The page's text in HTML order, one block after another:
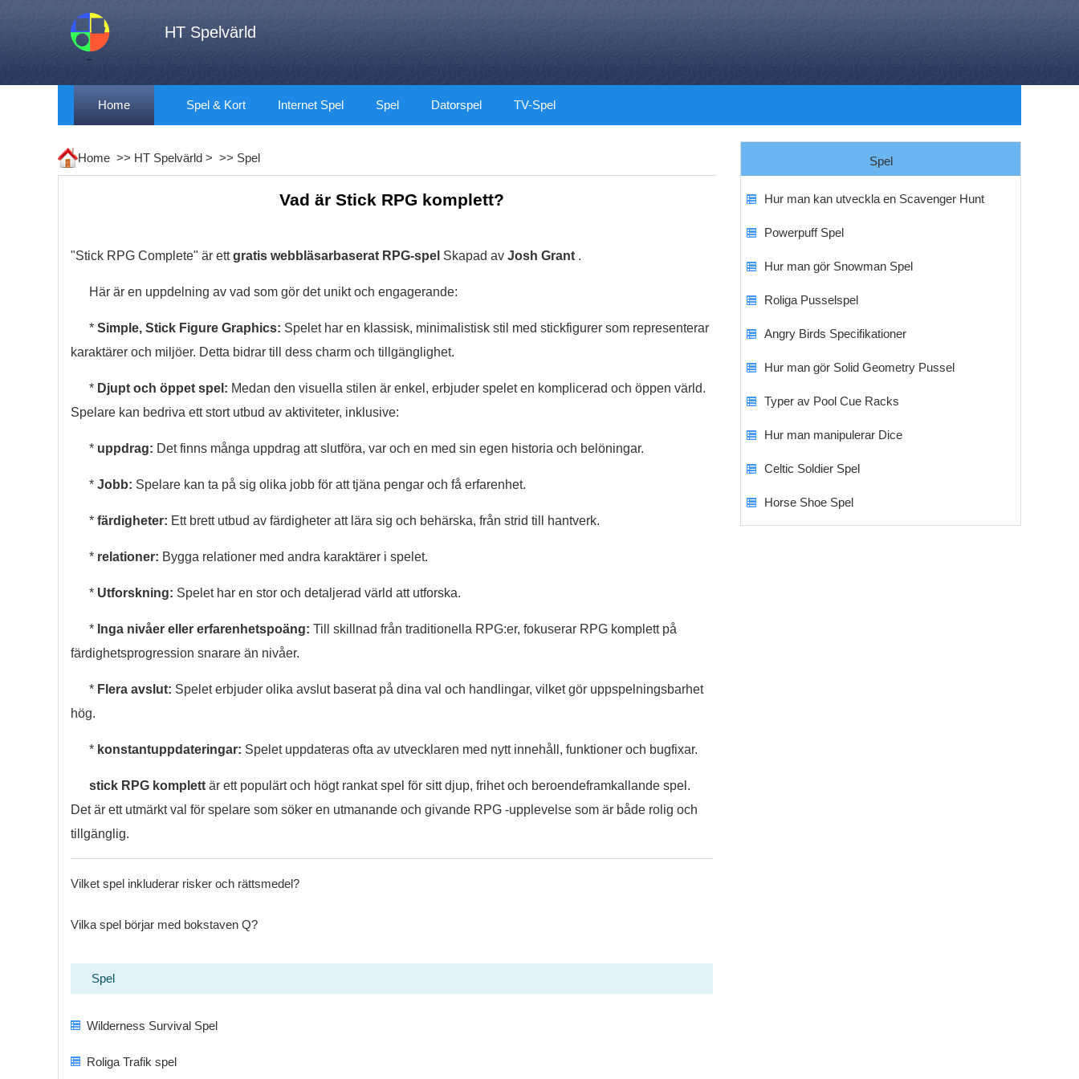
HT Spelvärld
Home Spel & Kort Internet Spel Spel Datorspel TV-Spel
Home >> HT Spelvärld > >> Spel
Vad är Stick RPG komplett?
"Stick RPG Complete" är ettgratis webbläsarbaserat RPG-spel Skapad av Josh Grant .
Här är en uppdelning av vad som gör det unikt och engagerande:
* Simple, Stick Figure Graphics: Spelet har en klassisk, minimalistisk stil med stickfigurer som representerar
karaktärer och miljöer. Detta bidrar till dess charm och tillgänglighet.
* Djupt och öppet spel: Medan den visuella stilen är enkel, erbjuder spelet en komplicerad och öppen värld.
Spelare kan bedriva ett stort utbud av aktiviteter, inklusive:
* uppdrag: Det finns många uppdrag att slutföra, var och en med sin egen historia och belöningar.
* Jobb: Spelare kan ta på sig olika jobb för att tjäna pengar och få erfarenhet.
* färdigheter: Ett brett utbud av färdigheter att lära sig och behärska, från strid till hantverk.
* relationer: Bygga relationer med andra karaktärer i spelet.
* Utforskning: Spelet har en stor och detaljerad värld att utforska.
* Inga nivåer eller erfarenhetspoäng: Till skillnad från traditionella RPG:er, fokuserar RPG komplett på
färdighetsprogression snarare än nivåer.
* Flera avslut: Spelet erbjuder olika avslut baserat på dina val och handlingar, vilket gör uppspelningsbarhet
hög.
* konstantuppdateringar: Spelet uppdateras ofta av utvecklaren med nytt innehåll, funktioner och bugfixar.
stick RPG komplett är ett populärt och högt rankat spel för sitt djup, frihet och beroendeframkallande spel.
Det är ett utmärkt val för spelare som söker en utmanande och givande RPG -upplevelse som är både rolig och
tillgänglig.
Vilket spel inkluderar risker och rättsmedel?
Vilka spel börjar med bokstaven Q?
Spel
Wilderness Survival Spel
Roliga Trafik spel
Spel
Hur man kan utveckla en Scavenger Hunt
Powerpuff Spel
Hur man gör Snowman Spel
Roliga Pusselspel
Angry Birds Specifikationer
Hur man gör Solid Geometry Pussel
Typer av Pool Cue Racks
Hur man manipulerar Dice
Celtic Soldier Spel
Horse Shoe Spel